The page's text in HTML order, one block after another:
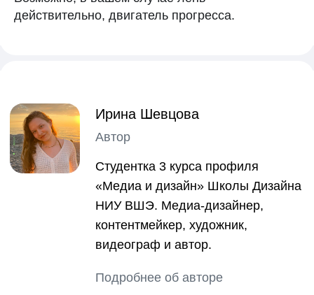
действительно, двигатель прогресса.